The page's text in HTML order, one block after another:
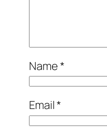
Name*
Email*